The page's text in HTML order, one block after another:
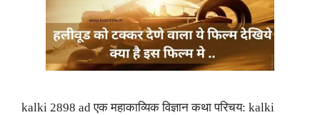
kalki 2898 ad एक महाकाव्यिक विज्ञान कथा परिचय: kalki